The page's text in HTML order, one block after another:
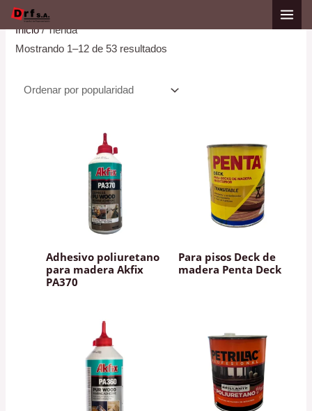
al
contenido
Inicio/ Tienda
Mostrando 1–12 de 53 resultados
por
Adhesivo poliuretano
para madera Akfix
PA370
Para pisos Deck de
madera Penta Deck